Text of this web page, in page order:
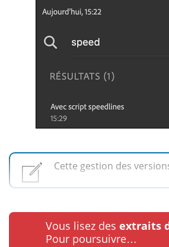
Cette gestion des
Vous lisez des extraits
Pour poursuivre…